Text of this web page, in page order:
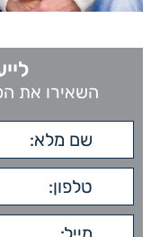
השאירו את